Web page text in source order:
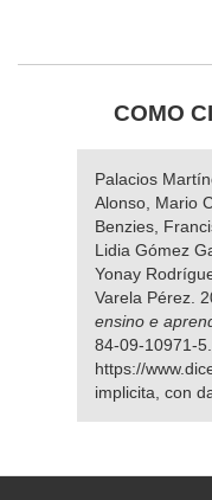
COMO
Palacios
Alonso, Mario
Benzies,
Lidia Gómez
Yonay
Varela Pérez.
ensino e
84-09-10971-
https://
implicita, con